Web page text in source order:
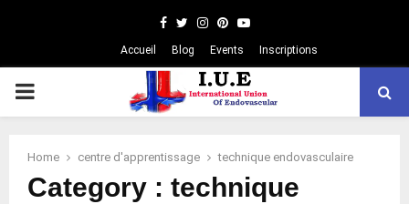
Facebook
TwitterInstagram
Pinterest
Youtube
Accueil Blog Events Inscriptions
PRIMARY
Home centre d'apprentissage technique endovasculaire
Category : technique